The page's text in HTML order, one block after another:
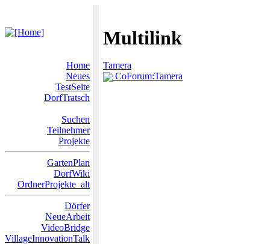
Multilink
Home
Neues
TestSeite
DorfTratsch
Suchen
Teilnehmer
Projekte
GartenPlan
DorfWiki
OrdnerProjekte_alt
Dörfer
NeueArbeit
VideoBridge
VillageInnovationTalk
Tamera
CoForum:Tamera